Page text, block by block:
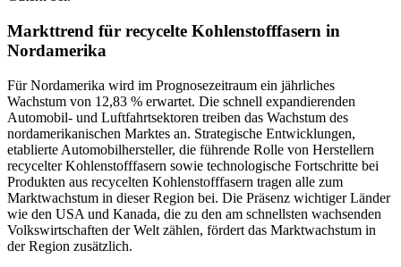
Markttrend für recycelte Kohlenstofffasern in
Nordamerika
Für Nordamerika wird im Prognosezeitraum ein jährliches
Wachstum von 12,83 % erwartet. Die schnell expandierenden
Automobil- und Luftfahrtsektoren treiben das Wachstum des
nordamerikanischen Marktes an. Strategische Entwicklungen,
etablierte Automobilhersteller, die führende Rolle von Herstellern
recycelter Kohlenstofffasern sowie technologische Fortschritte bei
Produkten aus recycelten Kohlenstofffasern tragen alle zum
Marktwachstum in dieser Region bei. Die Präsenz wichtiger Länder
wie den USA und Kanada, die zu den am schnellsten wachsenden
Volkswirtschaften der Welt zählen, fördert das Marktwachstum in
der Region zusätzlich.